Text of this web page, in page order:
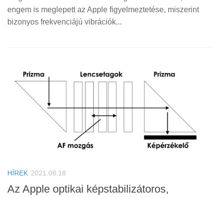
engem is meglepett az Apple figyelmeztetése, miszerint
bizonyos frekvenciájú vibrációk...
HÍREK 2021.08.18
Az Apple optikai képstabilizátoros,